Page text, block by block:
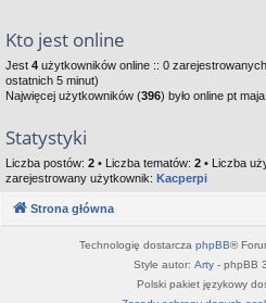
Kto jest online
Jest 4 użytkowników online :: 0
ostatnich 5 minut)
Najwięcej użytkowników (396) było online pt
Statystyki
Liczba postów: 2 • Liczba tematów: 2 • Liczba
zarejestrowany użytkownik: Kacperpi
Strona główna
Technologię dostarcza phpBB®
Style autor: Arty - phpBB
Polski pakiet językowy